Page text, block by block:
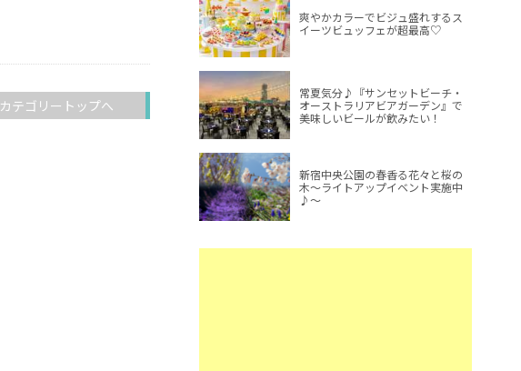
カテゴリートップへ
爽やかカラーでビジュ盛れするス
イーツビュッフェが超最高♡
常夏気分♪『サンセットビーチ・
オーストラリアビアガーデン』で
美味しいビールが飲みたい！
新宿中央公園の春香る花々と桜の
木～ライトアップイベント実施中
♪～